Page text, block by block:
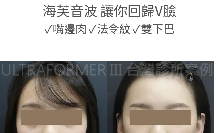
海芙音波 讓你回歸V臉
✓嘴邊肉 ✓法令紋✓雙下巴